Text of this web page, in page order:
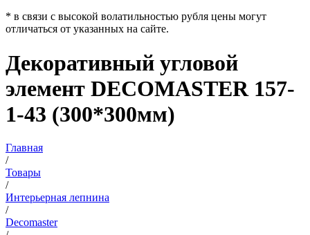
* в связи с высокой волатильностью рубля цены могут
отличаться от указанных на сайте.
Декоративный угловой
элемент DECOMASTER 157-
1-43 (300*300мм)
Главная
/
Товары
/
Интерьерная лепнина
/
Decomaster